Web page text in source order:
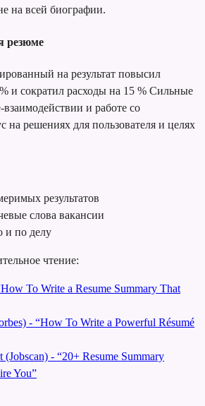
на всей биографии.
резюме
на результат повысил
и сократил расходы на 15 % Сильные
и работе со
на решениях для пользователя и целях
результатов
слова вакансии
и по делу
чтение:
To Write a Resume Summary That
- “How To Write a Powerful Résumé
(Jobscan) - “20+ Resume Summary
You”